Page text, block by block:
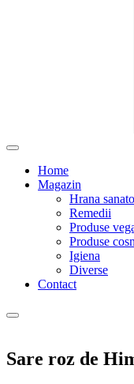
Home
Magazin
Hrana
Remedii
Produse
Produse
Igiena
Diverse
Contact
Sare roz de